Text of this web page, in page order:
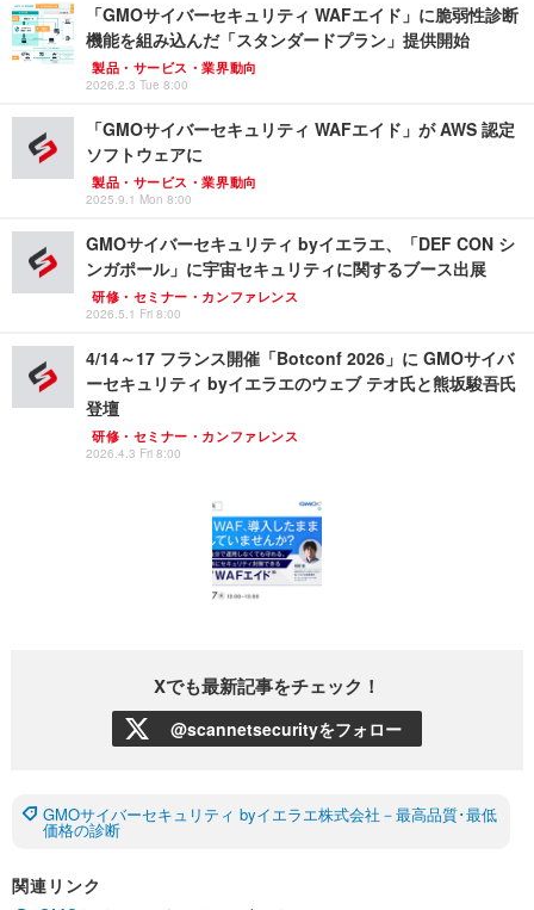
「GMOサイバーセキュリティ WAFエイド」に脆弱性診断
機能を組み込んだ「スタンダードプラン」提供開始
製品・サービス・業界動向
2026.2.3 Tue 8:00
「GMOサイバーセキュリティ WAFエイド」が AWS 認定
ソフトウェアに
製品・サービス・業界動向
2025.9.1 Mon 8:00
GMOサイバーセキュリティ byイエラエ、「DEF CON シ
ンガポール」に宇宙セキュリティに関するブース出展
研修・セミナー・カンファレンス
2026.5.1 Fri 8:00
4/14～17 フランス開催「Botconf 2026」に GMOサイバ
ーセキュリティ byイエラエのウェブ テオ氏と熊坂駿吾氏
登壇
研修・セミナー・カンファレンス
2026.4.3 Fri 8:00
Xでも最新記事をチェック！
@scannetsecurityをフォロー
GMOサイバーセキュリティ byイエラエ株式会社－最高品質･最低
価格の診断
関連リンク